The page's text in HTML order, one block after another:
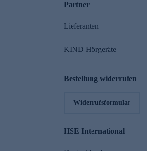
Partner
Lieferanten
KIND Hörgeräte
Bestellung widerrufen
Widerrufsformular
HSE International